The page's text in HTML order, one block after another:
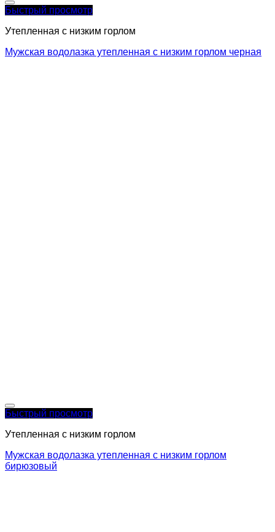
Быстрый просмотр
Утепленная с низким горлом
Мужская водолазка утепленная с низким горлом черная
Быстрый просмотр
Утепленная с низким горлом
Мужская водолазка утепленная с низким горлом
бирюзовый